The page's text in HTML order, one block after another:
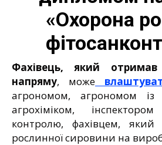
«Охорона
Фахівець, який
напряму, може
агрономом, агрономом із
агрохіміком, інспектором
контролю, фахівцем, який
рослинної сировини на